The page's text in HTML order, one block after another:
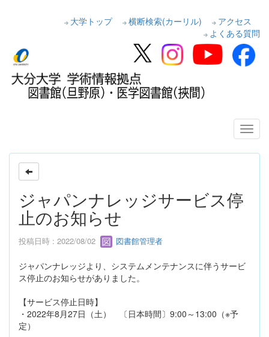
大学トップ 横断検索(カーリル)
アクセス
よくある質問
ジャパンナレッジサービス停
止のお知らせ
投稿日時 : 2022/08/02 図書館管理者
ジャパンナレッジより、システムメンテナンスに伴うサービ
ス停止のお知らせがありました。
【サービス停止日時】
・2022年8月27日（土） 〔日本時間〕9:00～13:00（※予
定）